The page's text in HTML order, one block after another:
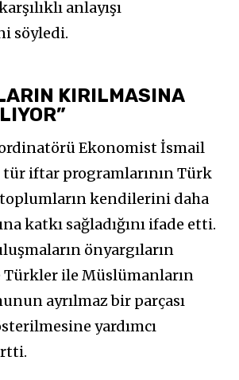
anlayışı
söyledi.
KIRILMASINA
Ekonomist İsmail
tür iftar programlarının Türk
kendilerini daha
katkı sağladığını ifade etti.
önyargıların
Türkler ile Müslümanların
ayrılmaz bir parçası
yardımcı